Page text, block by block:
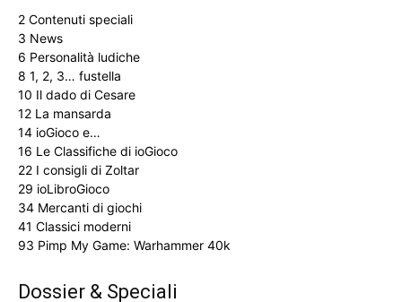
2 Contenuti speciali
3 News
6 Personalità ludiche
8 1, 2, 3… fustella
10 Il dado di Cesare
12 La mansarda
14 ioGioco e…
16 Le Classifiche di ioGioco
22 I consigli di Zoltar
29 ioLibroGioco
34 Mercanti di giochi
41 Classici moderni
93 Pimp My Game: Warhammer 40k
Dossier & Speciali